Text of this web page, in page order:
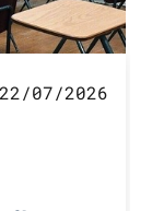
22/07/2026